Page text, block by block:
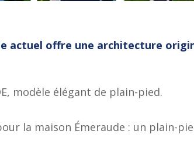
actuel offre une architecture
modèle élégant de plain-pied.
la maison Émeraude : un plain-